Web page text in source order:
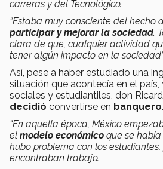
carreras y del Tecnológico.
“Estaba muy consciente del hecho
participar y mejorar la sociedad.
clara de que, cualquier actividad
tener algún impacto en la
Así, pese a haber estudiado una
situación que acontecía en el
sociales y estudiantiles, don
decidió convertirse en banquero.
“En aquella época, México
el modelo económico que se había
hubo problema con los
encontraban trabajo.